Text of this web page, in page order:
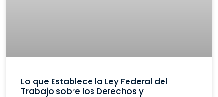
Lo que Establece la Ley Federal del
Trabajo sobre los Derechos y